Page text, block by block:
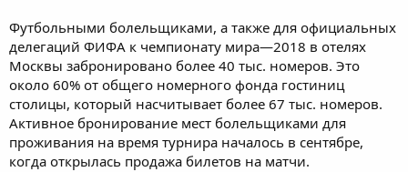
Футбольными болельщиками, а также для официальных
делегаций ФИФА к чемпионату мира—2018 в отелях
Москвы забронировано более 40 тыс. номеров. Это
около 60% от общего номерного фонда гостиниц
столицы, который насчитывает более 67 тыс. номеров.
Активное бронирование мест болельщиками для
проживания на время турнира началось в сентябре,
когда открылась продажа билетов на матчи.